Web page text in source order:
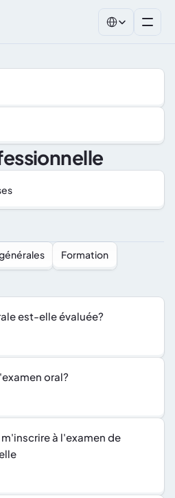
Formation
est-elle évaluée?
oral?
à l'examen de